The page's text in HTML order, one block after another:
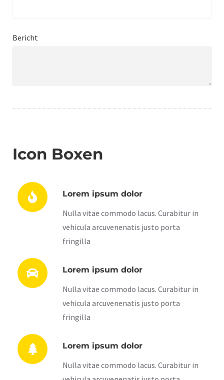
Bericht
Icon Boxen
Lorem ipsum dolor
Nulla vitae commodo lacus. Curabitur in
vehicula arcuvenenatis justo porta
fringilla
Lorem ipsum dolor
Nulla vitae commodo lacus. Curabitur in
vehicula arcuvenenatis justo porta
fringilla
Lorem ipsum dolor
Nulla vitae commodo lacus. Curabitur in